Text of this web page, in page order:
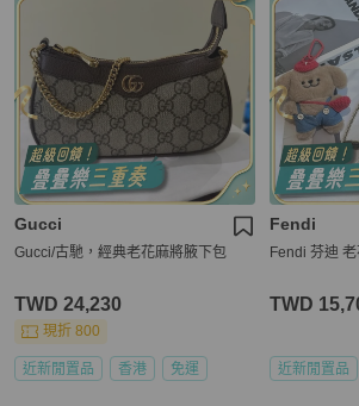
Gucci
Gucci/古馳，經典老花麻將腋下包
TWD 24,230
現折 800
近新閒置品 香港 免運
Fendi
Fendi 芬迪
TWD
近新閒置品